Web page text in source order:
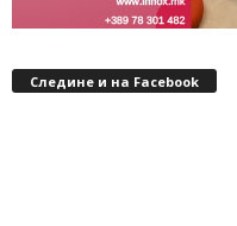
Следине и на Facebook